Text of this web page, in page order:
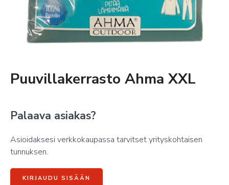
Puuvillakerrasto Ahma XXL
Palaava asiakas?
Asioidaksesi verkkokaupassa tarvitset yrityskohtaisen
tunnuksen.
KIRJAUDU SISÄÄN